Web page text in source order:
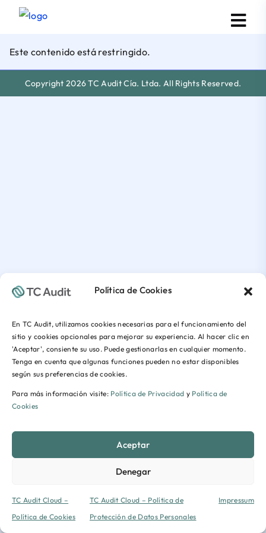
Política de Cookies
En TC Audit, utilizamos cookies necesarias para el funcionamiento del
sitio y cookies opcionales para mejorar su experiencia. Al hacer clic en
'Aceptar', consiente su uso. Puede gestionarlas en cualquier momento.
Tenga en cuenta que algunas funciones pueden no estar disponibles
según sus preferencias de cookies.
Para más información visite: Política de Privacidad y Política de
Cookies
Aceptar
Denegar
TC Audit Cloud –
Política de Cookies
TC Audit Cloud – Política de
Protección de Datos Personales
Impressum
Este contenido está restringido.
Copyright 2026 TC Audit Cía. Ltda. All Rights Reserved.